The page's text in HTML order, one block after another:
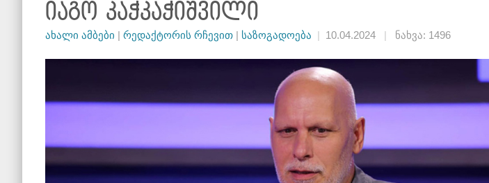
იაგო კაჭკაჭიშვილი
ახალი ამბები | რედაქტორის რჩევით| საზოგადოება | 10.04.2024 | ნახვა: 1496